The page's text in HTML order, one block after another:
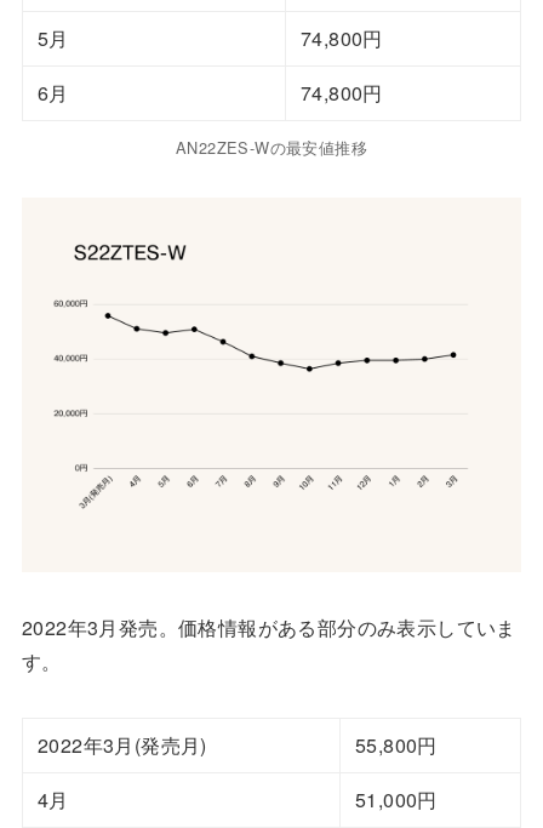
5月
74,800円
6月
74,800円
AN22ZES-Wの最安値推移
2022年3月発売。価格情報がある部分のみ表示していま
す。
2022年3月(発売月)
55,800円
4月
51,000円